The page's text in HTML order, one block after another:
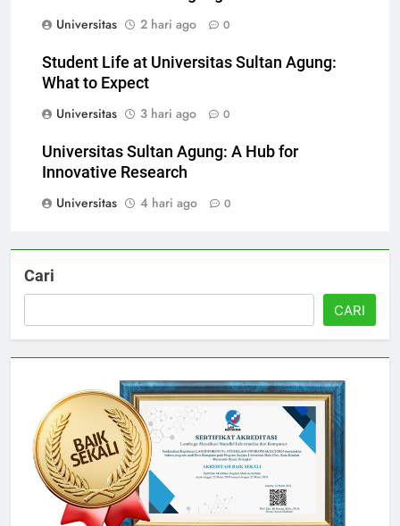
Student Life at Universitas Sultan Agung:
Universitas Sultan Agung: A Hub for
Cari
CARI